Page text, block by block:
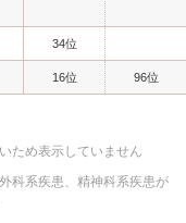
34位
16位 96位
ため表示していません
科系疾患、精神科系疾患が